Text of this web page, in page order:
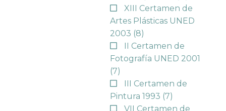
XIII Certamen de
Artes Plásticas UNED
2003 (8)
II Certamen de
Fotografía UNED 2001
(7)
III Certamen de
Pintura 1993 (7)
VII Certamen de